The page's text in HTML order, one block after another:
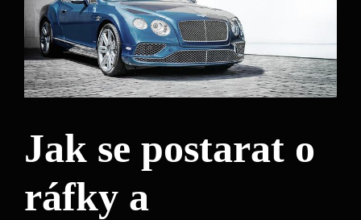
Jak se postarat o
ráfky a